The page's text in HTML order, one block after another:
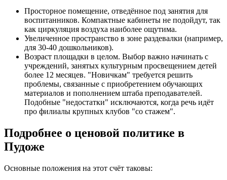
Просторное помещение, отведённое под занятия для
воспитанников. Компактные кабинеты не подойдут, так
как циркуляция воздуха наиболее ощутима.
Увеличенное пространство в зоне раздевалки (например,
для 30-40 дошкольников).
Возраст площадки в целом. Выбор важно начинать с
учреждений, занятых культурным просвещением детей
более 12 месяцев. "Новичкам" требуется решить
проблемы, связанные с приобретением обучающих
материалов и пополнением штаба преподавателей.
Подобные "недостатки" исключаются, когда речь идёт
про филиалы крупных клубов "со стажем".
Подробнее о ценовой политике в
Пудоже
Основные положения на этот счёт таковы: